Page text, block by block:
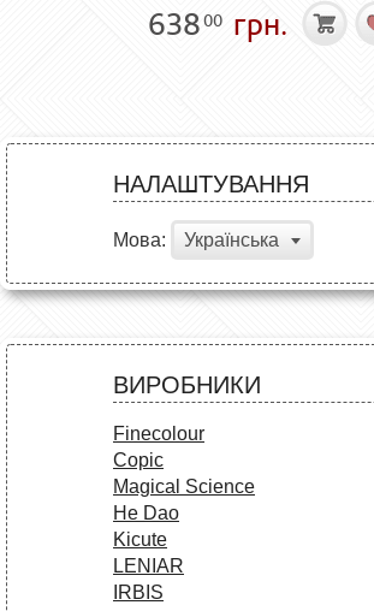
63800 грн.
НАЛАШТУВАННЯ
Мова: Українська
ВИРОБНИКИ
Finecolour
Copic
Magical Science
He Dao
Kicute
LENIAR
IRBIS